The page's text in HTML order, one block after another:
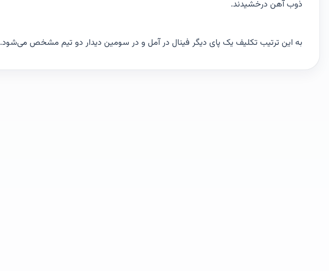
ذوب آهن درخشیدند.
به این ترتیب تکلیف یک پای دیگر فینال در آمل و در سومین دیدار دو تیم مشخص می‌شود.